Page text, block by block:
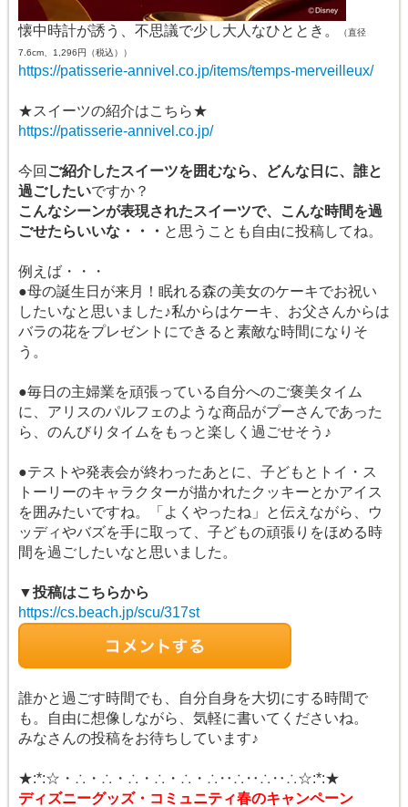
懐中時計が誘う、不思議で少し大人なひととき。
（直径
7.6cm、1,296円（税込））
https://patisserie-annivel.co.jp/items/temps-merveilleux/
★スイーツの紹介はこちら★
https://patisserie-annivel.co.jp/
今回 ご紹介したスイーツを囲むなら、どんな日に、誰と
過ごしたいですか？
こんなシーンが表現されたスイーツで、こんな時間を過
ごせたらいいな・・・ と思うことも自由に投稿してね。
例えば・・・
●母の誕生日が来月！眠れる森の美女のケーキでお祝い
したいなと思いました♪私からはケーキ、お父さんからは
バラの花をプレゼントにできると素敵な時間になりそ
う。
●毎日の主婦業を頑張っている自分へのご褒美タイム
に、アリスのパルフェのような商品がプーさんであった
ら、のんびりタイムをもっと楽しく過ごせそう♪
●テストや発表会が終わったあとに、子どもとトイ・ス
トーリーのキャラクターが描かれたクッキーとかアイス
を囲みたいですね。「よくやったね」と伝えながら、ウ
ッディやバズを手に取って、子どもの頑張りをほめる時
間を過ごしたいなと思いました。
▼投稿はこちらから
https://cs.beach.jp/scu/317st
誰かと過ごす時間でも、自分自身を大切にする時間で
も。自由に想像しながら、気軽に書いてくださいね。
みなさんの投稿をお待ちしています♪
★:*:☆・∴・∴・∴・∴・∴・∴‥∴‥∴‥∴☆:*:★
ディズニーグッズ・コミュニティ春のキャンペーン